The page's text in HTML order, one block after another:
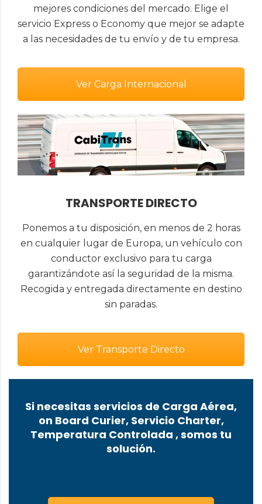
mejores condiciones del mercado. Elige el
servicio Express o Economy que mejor se adapte
a las necesidades de tu envío y de tu empresa.
Ver Carga Internacional
TRANSPORTE DIRECTO
Ponemos a tu disposición, en menos de 2 horas
en cualquier lugar de Europa, un vehículo con
conductor exclusivo para tu carga
garantizándote así la seguridad de la misma.
Recogida y entregada directamente en destino
sin paradas.
Ver Transporte Directo
Si necesitas servicios de Carga Aérea,
on Board Curier, Servicio Charter,
Temperatura Controlada , somos tu
solución.